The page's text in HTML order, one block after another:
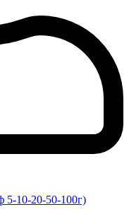
5-10-20-50-100г)